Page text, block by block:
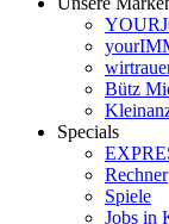
Bütz
Specials
Rechner
Spiele
Jobs in